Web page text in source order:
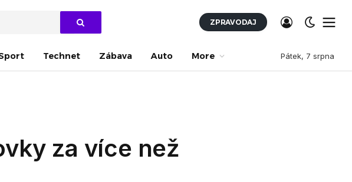
ZPRAVODAJ
Technet Zábava Auto More Pátek, 7 srpna
za více než